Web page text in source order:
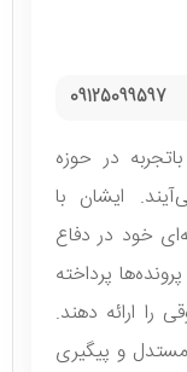
09125099597
در حوزه
ایشان با
خود در دفاع
پرداخته
را ارائه دهند.
و پیگیری